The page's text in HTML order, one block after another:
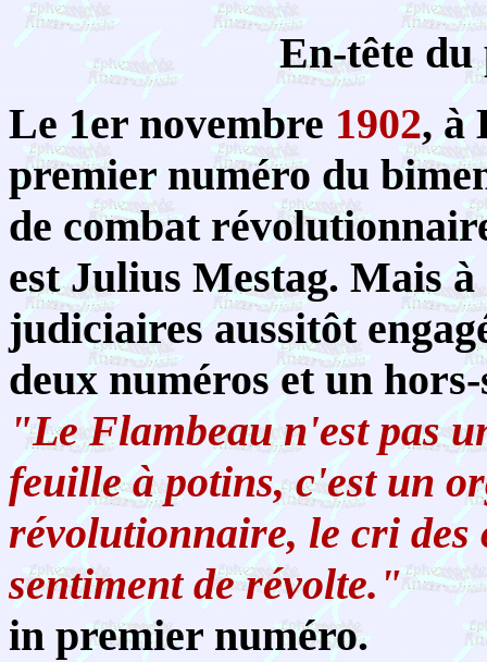
En-tête
Le 1er novembre 1902, à
premier numéro du
de combat
est Julius Mestag. Mais à
judiciaires aussitôt
deux numéros et un
"Le Flambeau n'est pas
feuille à potins, c'est un
révolutionnaire, le cri
sentiment de révolte."
in premier numéro.